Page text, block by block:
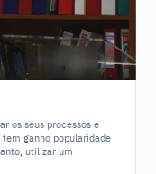
os seus processos e
ganho popularidade
utilizar um
uma